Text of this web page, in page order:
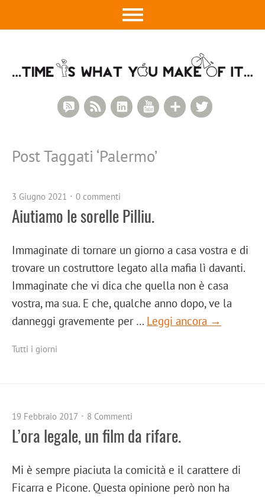
Google+
YouTube
LinkedIn
RSS Feed
RSS Comments
Post Taggati ‘Palermo’
3 Giugno 2021 0 commenti
Aiutiamo le sorelle Pilliu.
Immaginate di tornare un giorno a casa vostra e di
trovare un costruttore legato alla mafia lì davanti.
Immaginate che vi dica che quella non è casa
vostra, ma sua. E che, qualche anno dopo, ve la
danneggi gravemente per … Leggi ancora →
Tutti i giorni
19 Febbraio 2017 8 Commenti
L’ora legale, un film da rifare.
Mi è sempre piaciuta la comicità e il carattere di
Ficarra e Picone. Questa opinione però non ha